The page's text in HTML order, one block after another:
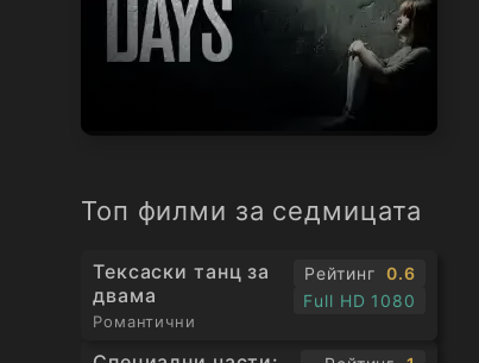
Топ филми за седмицата
Тексаски танц за
двама
Романтични
Рейтинг
0.6
Full HD 1080